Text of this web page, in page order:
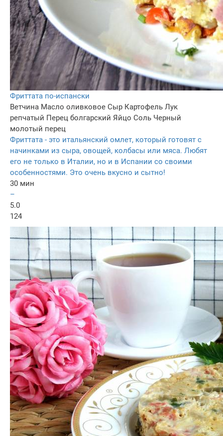
Фриттата по-испански
Ветчина Масло оливковое Сыр Картофель Лук
репчатый Перец болгарский Яйцо Соль Черный
молотый перец
Фриттата - это итальянский омлет, который готовят с
начинками из сыра, овощей, колбасы или мяса. Любят
его не только в Италии, но и в Испании со своими
особенностями. Это очень вкусно и сытно!
30 мин
–
5.0
124